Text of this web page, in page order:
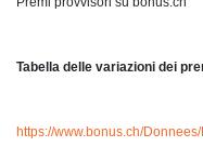
Tabella delle variazioni dei
https://www.bonus.ch/